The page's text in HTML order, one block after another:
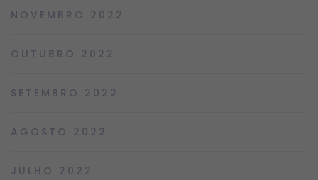
NOVEMBRO 2022
OUTUBRO 2022
SETEMBRO 2022
AGOSTO 2022
JULHO 2022